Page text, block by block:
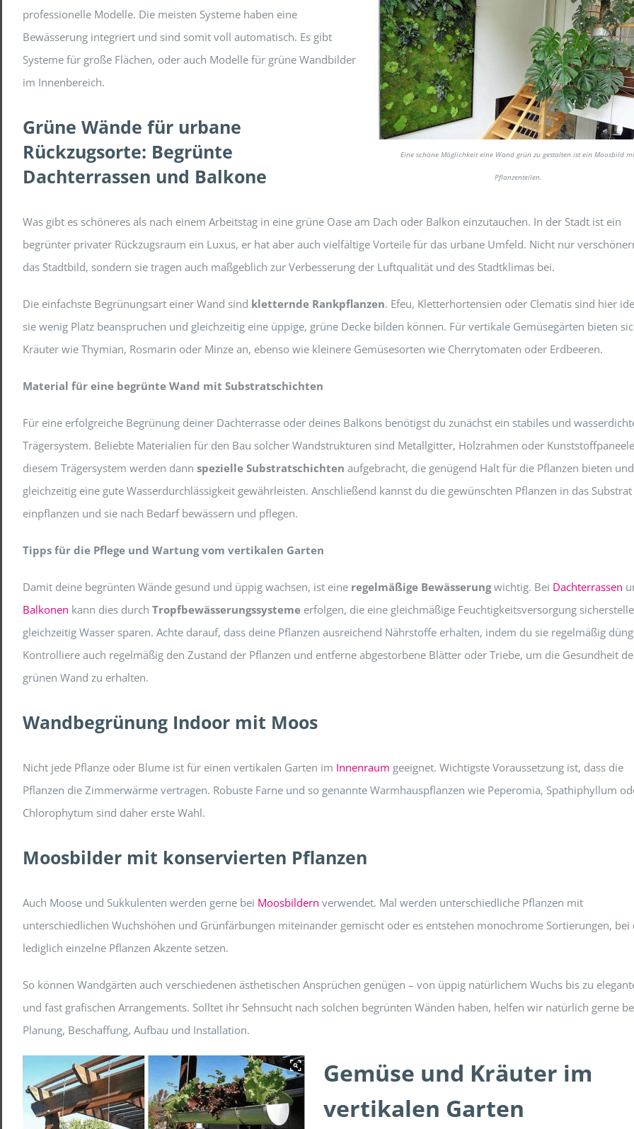
Eine schöne Möglichkeit eine Wand grün zu gestalten ist ein Moosbild
Pflanzenteilen.
professionelle Modelle. Die meisten Systeme haben eine
Bewässerung integriert und sind somit voll automatisch. Es gibt
Systeme für große Flächen, oder auch Modelle für grüne Wandbilder
im Innenbereich.
Grüne Wände für urbane
Rückzugsorte: Begrünte
Dachterrassen und Balkone
Was gibt es schöneres als nach einem Arbeitstag in eine grüne Oase am Dach oder Balkon einzutauchen. In der Stadt ist ein
begrünter privater Rückzugsraum ein Luxus, er hat aber auch vielfältige Vorteile für das urbane Umfeld. Nicht nur
das Stadtbild, sondern sie tragen auch maßgeblich zur Verbesserung der Luftqualität und des Stadtklimas bei.
Die einfachste Begrünungsart einer Wand sind kletternde Rankpflanzen. Efeu, Kletterhortensien oder Clematis sind hier
sie wenig Platz beanspruchen und gleichzeitig eine üppige, grüne Decke bilden können. Für vertikale Gemüsegärten bieten
Kräuter wie Thymian, Rosmarin oder Minze an, ebenso wie kleinere Gemüsesorten wie Cherrytomaten oder Erdbeeren.
Material für eine begrünte Wand mit Substratschichten
Für eine erfolgreiche Begrünung deiner Dachterrasse oder deines Balkons benötigst du zunächst ein stabiles und
Trägersystem. Beliebte Materialien für den Bau solcher Wandstrukturen sind Metallgitter, Holzrahmen oder
diesem Trägersystem werden dann spezielle Substratschichten aufgebracht, die genügend Halt für die Pflanzen bieten und
gleichzeitig eine gute Wasserdurchlässigkeit gewährleisten. Anschließend kannst du die gewünschten Pflanzen in das Substrat
einpflanzen und sie nach Bedarf bewässern und pflegen.
Tipps für die Pflege und Wartung vom vertikalen Garten
Damit deine begrünten Wände gesund und üppig wachsen, ist eine regelmäßige Bewässerungwichtig. Bei Dachterrassen
Balkonen kann dies durch Tropfbewässerungssystemeerfolgen, die eine gleichmäßige Feuchtigkeitsversorgung
gleichzeitig Wasser sparen. Achte darauf, dass deine Pflanzen ausreichend Nährstoffe erhalten, indem du sie regelmäßig
Kontrolliere auch regelmäßig den Zustand der Pflanzen und entferne abgestorbene Blätter oder Triebe, um die Gesundheit
grünen Wand zu erhalten.
Wandbegrünung Indoor mit Moos
Nicht jede Pflanze oder Blume ist für einen vertikalen Garten im Innenraum geeignet. Wichtigste Voraussetzung ist, dass die
Pflanzen die Zimmerwärme vertragen. Robuste Farne und so genannte Warmhauspflanzen wie Peperomia, Spathiphyllum
Chlorophytum sind daher erste Wahl.
Moosbilder mit konservierten Pflanzen
Auch Moose und Sukkulenten werden gerne bei Moosbildern verwendet. Mal werden unterschiedliche Pflanzen mit
unterschiedlichen Wuchshöhen und Grünfärbungen miteinander gemischt oder es entstehen monochrome Sortierungen, bei
lediglich einzelne Pflanzen Akzente setzen.
So können Wandgärten auch verschiedenen ästhetischen Ansprüchen genügen – von üppig natürlichem Wuchs bis zu
und fast grafischen Arrangements. Solltet ihr Sehnsucht nach solchen begrünten Wänden haben, helfen wir natürlich gerne
Planung, Beschaffung, Aufbau und Installation.
Gemüse und Kräuter im
vertikalen Garten